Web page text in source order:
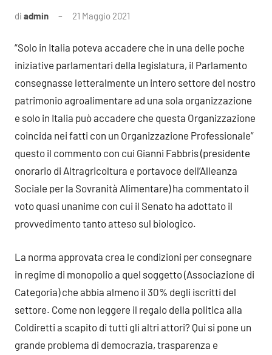
di admin 21 Maggio 2021
“Solo in Italia poteva accadere che in una delle poche
iniziative parlamentari della legislatura, il Parlamento
consegnasse letteralmente un intero settore del nostro
patrimonio agroalimentare ad una sola organizzazione
e solo in Italia può accadere che questa Organizzazione
coincida nei fatti con un Organizzazione Professionale”
questo il commento con cui Gianni Fabbris (presidente
onorario di Altragricoltura e portavoce dell’Alleanza
Sociale per la Sovranità Alimentare) ha commentato il
voto quasi unanime con cui il Senato ha adottato il
provvedimento tanto atteso sul biologico.
La norma approvata crea le condizioni per consegnare
in regime di monopolio a quel soggetto (Associazione di
Categoria) che abbia almeno il 30% degli iscritti del
settore. Come non leggere il regalo della politica alla
Coldiretti a scapito di tutti gli altri attori? Qui si pone un
grande problema di democrazia, trasparenza e